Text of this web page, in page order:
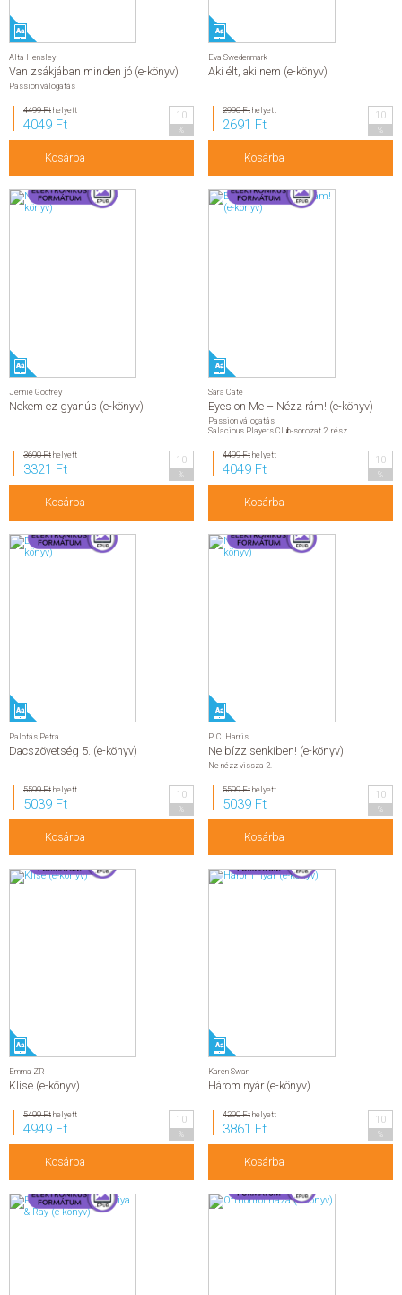
Alta Hensley
Van zsákjában minden jó (e-könyv)
Passion válogatás
4499 Fthelyett
4049 Ft
10
Kosárba
Eva Swedenmark
Aki élt, aki nem (e-könyv)
2990 Fthelyett
2691 Ft
10
Kosárba
Jennie Godfrey
Nekem ez gyanús (e-könyv)
3690 Fthelyett
3321 Ft
10
Kosárba
Sara Cate
Eyes on Me – Nézz rám! (e-könyv)
Passion válogatás
Salacious Players Club-sorozat 2. rész
4499 Fthelyett
4049 Ft
10
Kosárba
Palotás Petra
Dacszövetség 5. (e-könyv)
5599 Fthelyett
5039 Ft
10
Kosárba
P. C. Harris
Ne bízz senkiben! (e-könyv)
Ne nézz vissza 2.
5599 Fthelyett
5039 Ft
10
Kosárba
Emma ZR
Klisé (e-könyv)
5499 Fthelyett
4949 Ft
10
Kosárba
Karen Swan
Három nyár (e-könyv)
4290 Fthelyett
3861 Ft
10
Kosárba